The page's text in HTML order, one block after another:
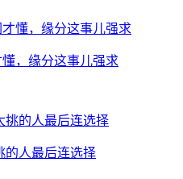
，缘分这事儿强求
的人最后连选择